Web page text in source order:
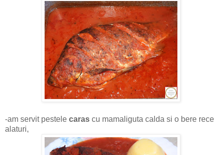
-am servit pestele caras cu mamaliguta calda si o bere rece
alaturi,